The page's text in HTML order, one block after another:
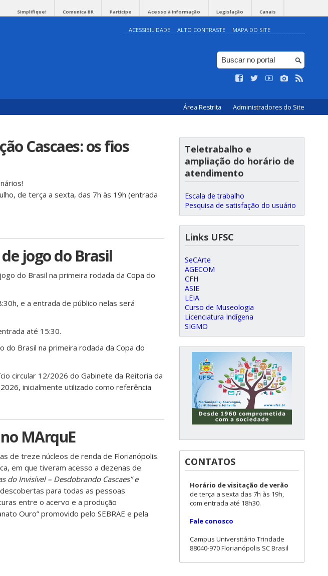
Simplifique! Comunica BR Participe Acesso à informação Legislação Canais
ACESSIBILIDADE ALTO CONTRASTE MAPA DO SITE
Área Restrita Administradores do Site
Cascaes: os fios
de terça a sexta, das 7h às 19h (entrada
jogo do Brasil
do Brasil na primeira rodada da Copa do
e a entrada de público nelas será
até 15:30.
do Brasil na primeira rodada da Copa do
circular 12/2026 do Gabinete da Reitoria da
inicialmente utilizado como referência
MArquE
de treze núcleos de renda de Florianópolis.
em que tiveram acesso a dezenas de
do Invisível – Desdobrando Cascaes” e
para todas as pessoas
entre o acervo e a produção
Ouro” promovido pelo SEBRAE e pela
Teletrabalho e
ampliação do horário de
atendimento
Escala de trabalho
Pesquisa de satisfação do usuário
Links UFSC
SeCArte
AGECOM
CFH
ASIE
LEIA
Curso de Museologia
Licenciatura Indígena
SIGMO
CONTATOS
Horário de visitação de verão
de terça a sexta das 7h às 19h,
com entrada até 18h30.
Fale conosco
Campus Universitário Trindade
88040-970 Florianópolis SC Brasil